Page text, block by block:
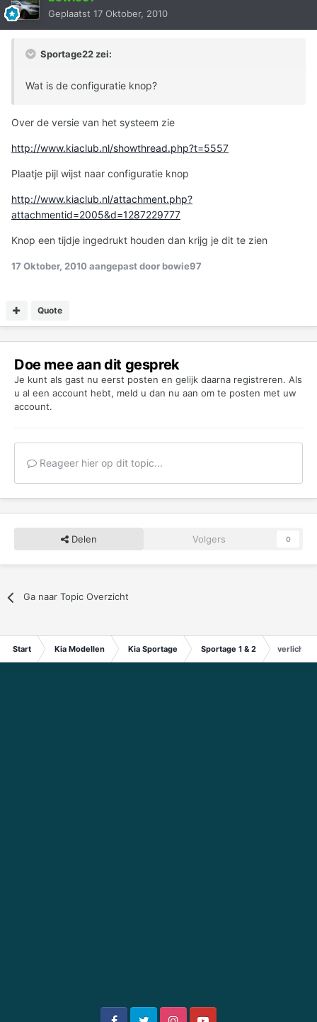
Geplaatst 17 Oktober, 2010
Sportage22 zei:
Wat is de configuratie knop?
Over de versie van het systeem zie
http://www.kiaclub.nl/showthread.php?t=5557
Plaatje pijl wijst naar configuratie knop
http://www.kiaclub.nl/attachment.php?
attachmentid=2005&d=1287229777
Knop een tijdje ingedrukt houden dan krijg je dit te zien
17 Oktober, 2010aangepast door bowie97
Quote
Doe mee aan dit gesprek
Je kunt als gast nu eerst posten en gelijk daarna registreren. Als
u al een account hebt, meld u dan nu aan om te posten met uw
account.
Reageer hier op dit topic...
Delen Volgers 0
Ga naar Topic Overzicht
Start Kia Modellen Kia Sportage Sportage 1 & 2